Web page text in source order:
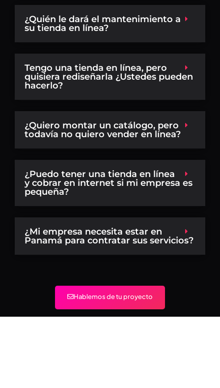
¿Quién le dará el mantenimiento a
su tienda en línea?
Tengo una tienda en línea, pero
quisiera rediseñarla ¿Ustedes pueden
hacerlo?
¿Quiero montar un catálogo, pero
todavía no quiero vender en línea?
¿Puedo tener una tienda en línea
y cobrar en internet si mi empresa es
pequeña?
¿Mi empresa necesita estar en
Panamá para contratar sus servicios?
Hablemos de tu proyecto